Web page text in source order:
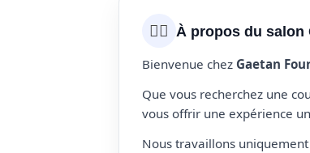
💇‍♀️ À propos du salon
Bienvenue chez Gaetan
Que vous recherchez une
vous offrir une expérience
Nous travaillons